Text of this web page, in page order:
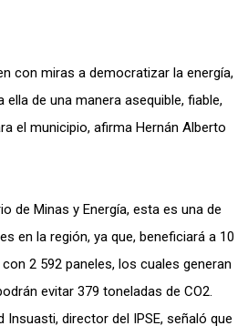
con miras a democratizar la energía,
de una manera asequible, fiable,
el municipio, afirma Hernán Alberto
de Minas y Energía, esta es una de
en la región, ya que, beneficiará a 10
2 592 paneles, los cuales generan
evitar 379 toneladas de CO2.
director del IPSE, señaló que